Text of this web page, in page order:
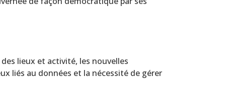
lieux et activité, les nouvelles
liés au données et la nécessité de gérer